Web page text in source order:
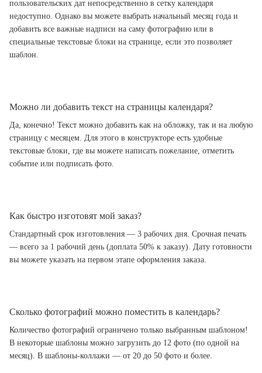
пользовательских дат непосредственно в сетку календаря
недоступно. Однако вы можете выбрать начальный месяц года и
добавить все важные надписи на саму фотографию или в
специальные текстовые блоки на странице, если это позволяет
шаблон.
Можно ли добавить текст на страницы календаря?
Да, конечно! Текст можно добавить как на обложку, так и на любую
страницу с месяцем. Для этого в конструкторе есть удобные
текстовые блоки, где вы можете написать пожелание, отметить
событие или подписать фото.
Как быстро изготовят мой заказ?
Стандартный срок изготовления — 3 рабочих дня. Срочная печать
— всего за 1 рабочий день (доплата 50% к заказу). Дату готовности
вы можете указать на первом этапе оформления заказа.
Сколько фотографий можно поместить в календарь?
Количество фотографий ограничено только выбранным шаблоном!
В некоторые шаблоны можно загрузить до 12 фото (по одной на
месяц). В шаблоны-коллажи — от 20 до 50 фото и более.